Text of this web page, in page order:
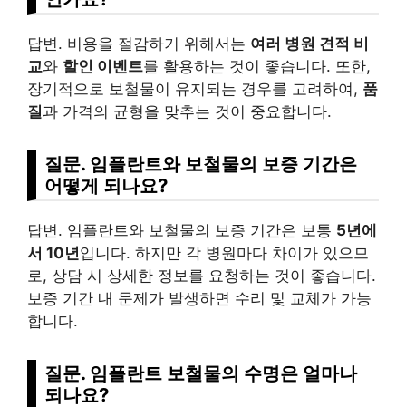
답변. 비용을 절감하기 위해서는 여러 병원 견적 비
교와 할인 이벤트를 활용하는 것이 좋습니다. 또한,
장기적으로 보철물이 유지되는 경우를 고려하여, 품
질과 가격의 균형을 맞추는 것이 중요합니다.
질문. 임플란트와 보철물의 보증 기간은
어떻게 되나요?
답변. 임플란트와 보철물의 보증 기간은 보통 5년에
서 10년입니다. 하지만 각 병원마다 차이가 있으므
로, 상담 시 상세한 정보를 요청하는 것이 좋습니다.
보증 기간 내 문제가 발생하면 수리 및 교체가 가능
합니다.
질문. 임플란트 보철물의 수명은 얼마나
되나요?